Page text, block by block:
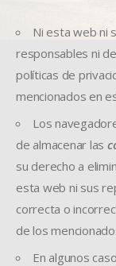
Ni esta web ni
responsables ni
políticas de
mencionados en
Los
de almacenar las
su derecho a
esta web ni sus
correcta o
de los
En algunos